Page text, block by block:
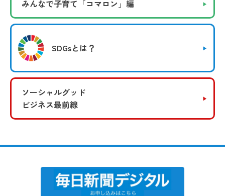
みんなで子育て 「コマロン」編
SDGsとは？
ソーシャルグッド
ビジネス最前線